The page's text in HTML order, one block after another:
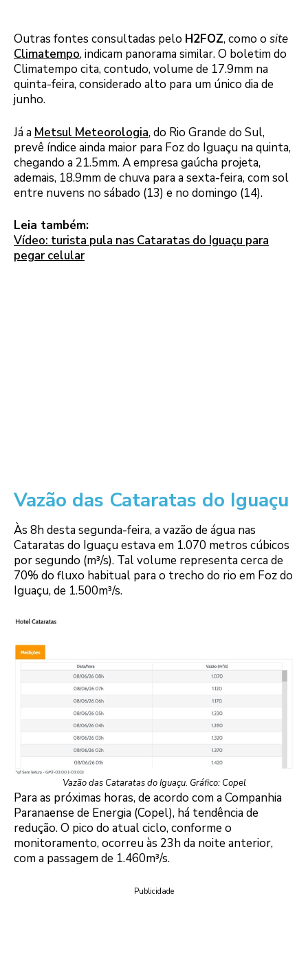
Outras fontes consultadas pelo H2FOZ, como o site
Climatempo, indicam panorama similar. O boletim do
Climatempo cita, contudo, volume de 17.9mm na
quinta-feira, considerado alto para um único dia de
junho.
Já a Metsul Meteorologia, do Rio Grande do Sul,
prevê índice ainda maior para Foz do Iguaçu na quinta,
chegando a 21.5mm. A empresa gaúcha projeta,
ademais, 18.9mm de chuva para a sexta-feira, com sol
entre nuvens no sábado (13) e no domingo (14).
Leia também:
Vídeo: turista pula nas Cataratas do Iguaçu para
pegar celular
Vazão das Cataratas do Iguaçu
Às 8h desta segunda-feira, a vazão de água nas
Cataratas do Iguaçu estava em 1.070 metros cúbicos
por segundo (m³/s). Tal volume representa cerca de
70% do fluxo habitual para o trecho do rio em Foz do
Iguaçu, de 1.500m³/s.
Vazão das Cataratas do Iguaçu. Gráfico: Copel
Para as próximas horas, de acordo com a Companhia
Paranaense de Energia (Copel), há tendência de
redução. O pico do atual ciclo, conforme o
monitoramento, ocorreu às 23h da noite anterior,
com a passagem de 1.460m³/s.
Publicidade